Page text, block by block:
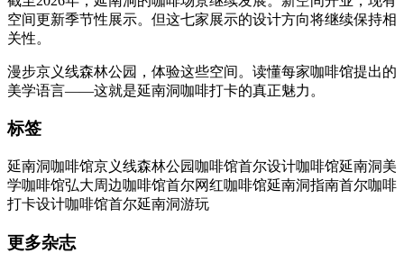
空间更新季节性展示。但这七家展示的设计方向将继续保持相
关性。
漫步京义线森林公园，体验这些空间。读懂每家咖啡馆提出的
美学语言——这就是延南洞咖啡打卡的真正魅力。
标签
延南洞咖啡馆京义线森林公园咖啡馆首尔设计咖啡馆延南洞美
学咖啡馆弘大周边咖啡馆首尔网红咖啡馆延南洞指南首尔咖啡
打卡设计咖啡馆首尔延南洞游玩
更多杂志